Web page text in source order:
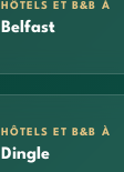
HÔTELS ET B&B À
Belfast
HÔTELS ET B&B À
Dingle